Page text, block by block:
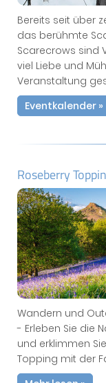
Bereits seit über
das berühmte
Scarecrows sind
viel Liebe und
Veranstaltung
Eventkalender »
Roseberry
Wandern und
- Erleben Sie die
und erklimmen
Topping mit der